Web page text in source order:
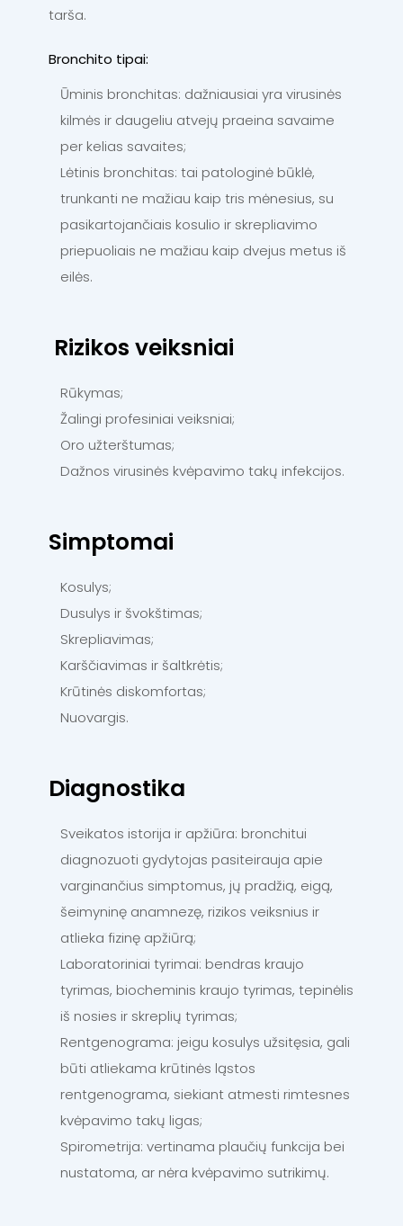
tarša.
Bronchito tipai:
Ūminis bronchitas: dažniausiai yra virusinės
kilmės ir daugeliu atvejų praeina savaime
per kelias savaites;
Lėtinis bronchitas: tai patologinė būklė,
trunkanti ne mažiau kaip tris mėnesius, su
pasikartojančiais kosulio ir skrepliavimo
priepuoliais ne mažiau kaip dvejus metus iš
eilės.
Rizikos veiksniai
Rūkymas;
Žalingi profesiniai veiksniai;
Oro užterštumas;
Dažnos virusinės kvėpavimo takų infekcijos.
Simptomai
Kosulys;
Dusulys ir švokštimas;
Skrepliavimas;
Karščiavimas ir šaltkrėtis;
Krūtinės diskomfortas;
Nuovargis.
Diagnostika
Sveikatos istorija ir apžiūra: bronchitui
diagnozuoti gydytojas pasiteirauja apie
varginančius simptomus, jų pradžią, eigą,
šeimyninę anamnezę, rizikos veiksnius ir
atlieka fizinę apžiūrą;
Laboratoriniai tyrimai: bendras kraujo
tyrimas, biocheminis kraujo tyrimas, tepinėlis
iš nosies ir skreplių tyrimas;
Rentgenograma: jeigu kosulys užsitęsia, gali
būti atliekama krūtinės ląstos
rentgenograma, siekiant atmesti rimtesnes
kvėpavimo takų ligas;
Spirometrija: vertinama plaučių funkcija bei
nustatoma, ar nėra kvėpavimo sutrikimų.